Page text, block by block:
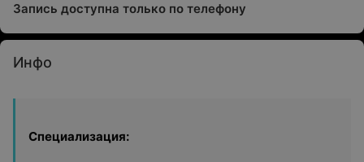
Запись доступна только по телефону
Инфо
Специализация: